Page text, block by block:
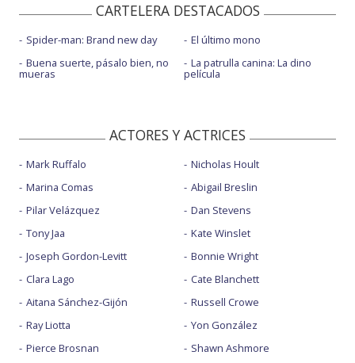
CARTELERA DESTACADOS
Spider-man: Brand new day
Buena suerte, pásalo bien, no
mueras
El último mono
La patrulla canina: La dino
película
ACTORES Y ACTRICES
Mark Ruffalo
Marina Comas
Pilar Velázquez
Tony Jaa
Joseph Gordon-Levitt
Clara Lago
Aitana Sánchez-Gijón
Ray Liotta
Pierce Brosnan
Nicholas Hoult
Abigail Breslin
Dan Stevens
Kate Winslet
Bonnie Wright
Cate Blanchett
Russell Crowe
Yon González
Shawn Ashmore